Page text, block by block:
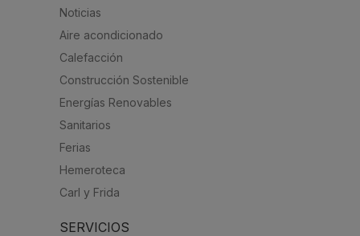
Noticias
Aire acondicionado
Calefacción
Construcción Sostenible
Energías Renovables
Sanitarios
Ferias
Hemeroteca
Carl y Frida
SERVICIOS